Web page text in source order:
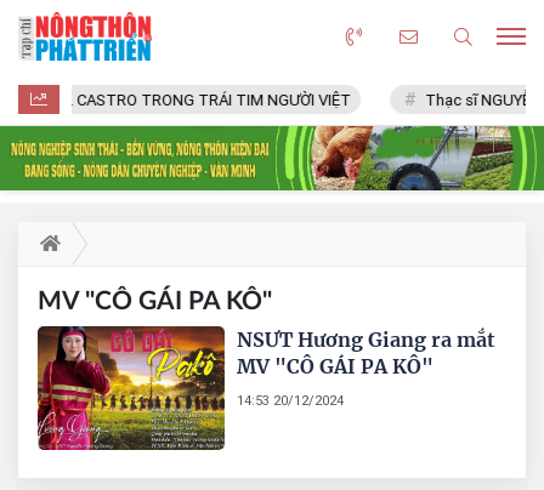
FIDEL CASTRO TRONG TRÁI TIM NGƯỜI VIỆT Thạc sĩ NGUYỄN
MV "CÔ GÁI PA KÔ"
NSƯT Hương Giang ra mắt
MV "CÔ GÁI PA KÔ"
14:53 20/12/2024